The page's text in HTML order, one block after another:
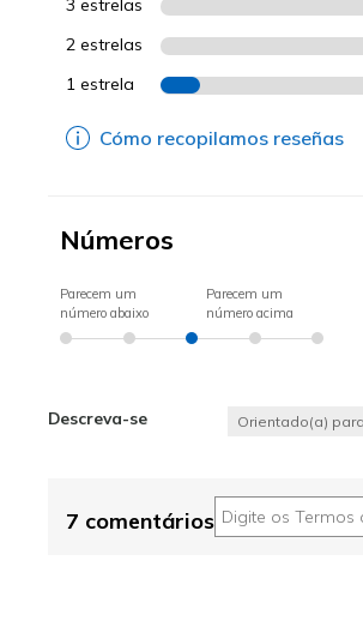
3 estrelas
2 estrelas
1 estrela
Cómo recopilamos reseñas
Números
Parecem um
número abaixo
Parecem um
número acima
Descreva-se Orientado(a)
7 comentários